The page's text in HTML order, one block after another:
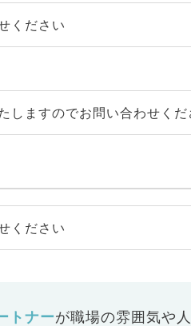
ください
しますのでお問い合わせくだ
ください
トナーが職場の雰囲気や人